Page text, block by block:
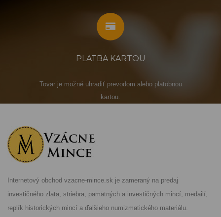
PLATBA KARTOU
Tovar je možné uhradiť prevodom alebo platobnou
kartou.
Internetový obchod vzacne-mince.sk je zameraný na predaj
investičného zlata, striebra, pamätných a investičných mincí, medailí,
replík historických mincí a ďalšieho numizmatického materiálu.